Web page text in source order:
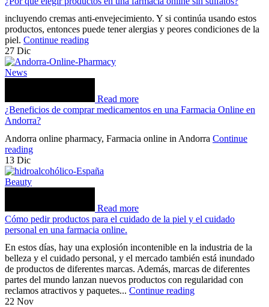
incluyendo cremas anti-envejecimiento. Y si continúa usando estos
productos, entonces puede tener alergias y peores condiciones de la
piel. Continue reading
27 Dic
News
Read more
¿Beneficios de comprar medicamentos en una Farmacia Online en
Andorra?
Andorra online pharmacy, Farmacia online in Andorra Continue
reading
13 Dic
Beauty
Read more
Cómo pedir productos para el cuidado de la piel y el cuidado
personal en una farmacia online.
En estos días, hay una explosión incontenible en la industria de la
belleza y el cuidado personal, y el mercado también está inundado
de productos de diferentes marcas. Además, marcas de diferentes
partes del mundo lanzan nuevos productos con regularidad con
reclamos atractivos y paquetes... Continue reading
22 Nov